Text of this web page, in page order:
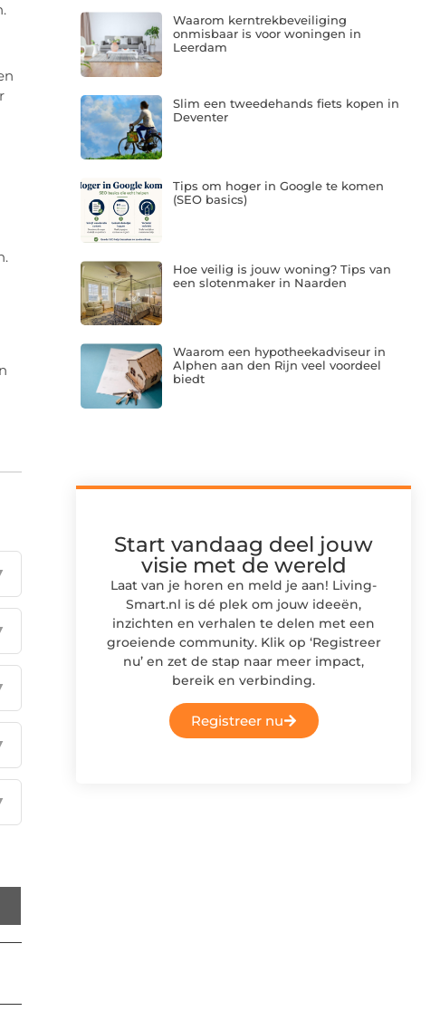
Waarom kerntrekbeveiliging
onmisbaar is voor woningen in
Leerdam
Slim een tweedehands fiets kopen in
Deventer
Tips om hoger in Google te komen
(SEO basics)
Hoe veilig is jouw woning? Tips van
een slotenmaker in Naarden
Waarom een hypotheekadviseur in
Alphen aan den Rijn veel voordeel
biedt
Start vandaag deel jouw
visie met de wereld
Laat van je horen en meld je aan! Living-
Smart.nl is dé plek om jouw ideeën,
inzichten en verhalen te delen met een
groeiende community. Klik op ‘Registreer
nu’ en zet de stap naar meer impact,
bereik en verbinding.
Registreer nu